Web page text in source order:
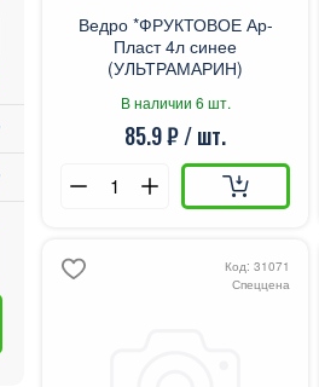
Ведро *ФРУКТОВОЕ Ар-
Пласт 4л синее
(УЛЬТРАМАРИН)
В наличии 6 шт.
85.9 ₽ / шт.
Код: 31071
Спеццена